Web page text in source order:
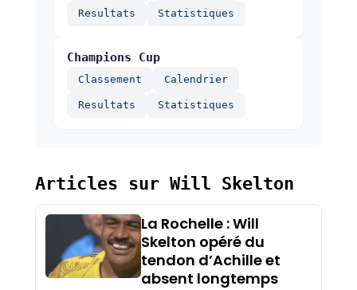
Resultats Statistiques
Champions Cup
Classement Calendrier
Resultats Statistiques
Articles sur Will Skelton
La Rochelle : Will
Skelton opéré du
tendon d’Achille et
absent longtemps